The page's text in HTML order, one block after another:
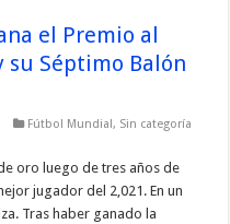
el Premio al
su Séptimo Balón
Fútbol Mundial, Sin categoría
oro luego de tres años de
jugador del 2,021. En un
Tras haber ganado la